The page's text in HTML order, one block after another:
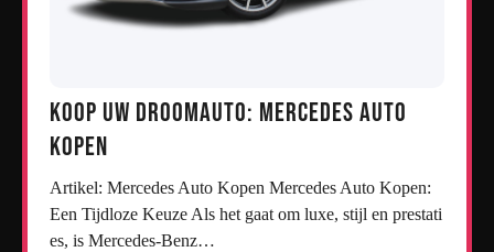
Koop uw droomauto: Mercedes auto
kopen
Artikel: Mercedes Auto Kopen Mercedes Auto Kopen:
Een Tijdloze Keuze Als het gaat om luxe, stijl en prestati
es, is Mercedes-Benz…